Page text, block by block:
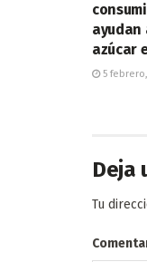
ayudan
azúcar
5
Deja
Tu